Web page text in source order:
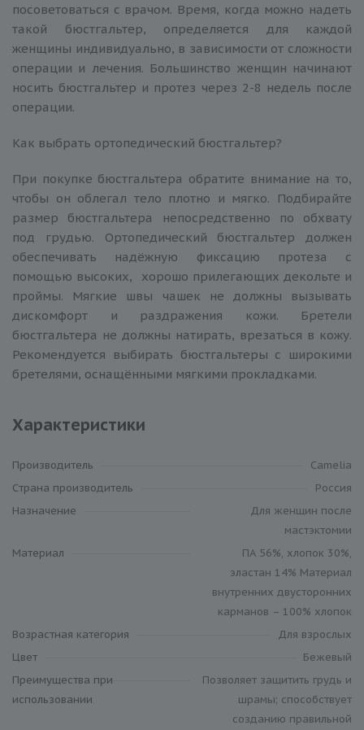
посоветоваться с врачом. Время, когда можно надеть
такой бюстгальтер, определяется для каждой
женщины индивидуально, в зависимости от сложности
операции и лечения. Большинство женщин начинают
носить бюстгальтер и протез через 2-8 недель после
операции.
Как выбрать ортопедический бюстгальтер?
При покупке бюстгальтера обратите внимание на то,
чтобы он облегал тело плотно и мягко. Подбирайте
размер бюстгальтера непосредственно по обхвату
под грудью. Ортопедический бюстгальтер должен
обеспечивать надёжную фиксацию протеза с
помощью высоких, хорошо прилегающих декольте и
проймы. Мягкие швы чашек не должны вызывать
дискомфорт и раздражения кожи. Бретели
бюстгальтера не должны натирать, врезаться в кожу.
Рекомендуется выбирать бюстгальтеры с широкими
бретелями, оснащёнными мягкими прокладками.
Характеристики
Производитель
Camelia
Cтрана производитель
Россия
Назначение
Для женщин после
мастэктомии
Материал
ПА 56%, хлопок 30%,
эластан 14% Материал
внутренних двусторонних
карманов – 100% хлопок
Возрастная категория
Для взрослых
Цвет
Бежевый
Преимущества при
использовании
Позволяет защитить грудь и
шрамы; способствует
созданию правильной